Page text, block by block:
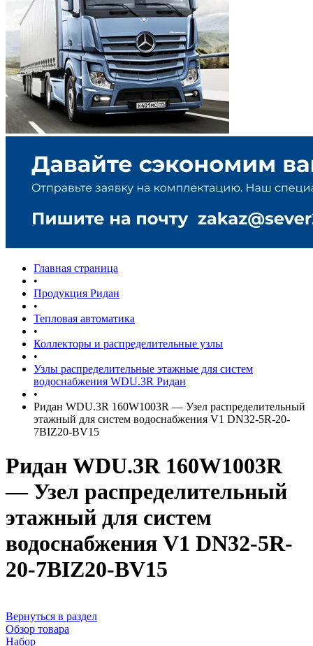
Главная страница
•
Продукция Ридан
•
Тепловая автоматика
•
Коллекторы и распределительные узлы
•
Узлы распределительные этажные для систем
водоснабжения WDU.3R Ридан
•
Ридан WDU.3R 160W1003R — Узел распределительный
этажный для систем водоснабжения V1 DN32-5R-20-
7BIZ20-BV15
Ридан WDU.3R 160W1003R
— Узел распределительный
этажный для систем
водоснабжения V1 DN32-5R-
20-7BIZ20-BV15
Вернуться в раздел
Обзор товара
Набор